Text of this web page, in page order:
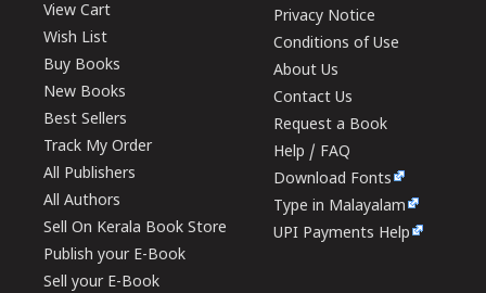
View Cart
Wish List
Buy Books
New Books
Best Sellers
Track My Order
All Publishers
All Authors
Sell On Kerala Book Store
Publish your E-Book
Sell your E-Book
Privacy Notice
Conditions of Use
About Us
Contact Us
Request a Book
Help / FAQ
Download Fonts
Type in Malayalam
UPI Payments Help